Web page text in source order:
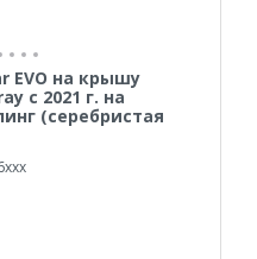
EVO на крышу
с 2021 г. на
(серебристая